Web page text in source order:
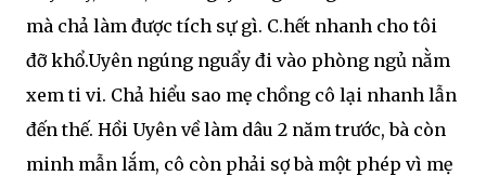
mà chả làm được tích sự gì. C.hết nhanh cho tôi
đỡ khổ.Uyên ngúng nguẩy đi vào phòng ngủ nằm
xem ti vi. Chả hiểu sao mẹ chồng cô lại nhanh lẫn
đến thế. Hồi Uyên về làm dâu 2 năm trước, bà còn
minh mẫn lắm, cô còn phải sợ bà một phép vì mẹ